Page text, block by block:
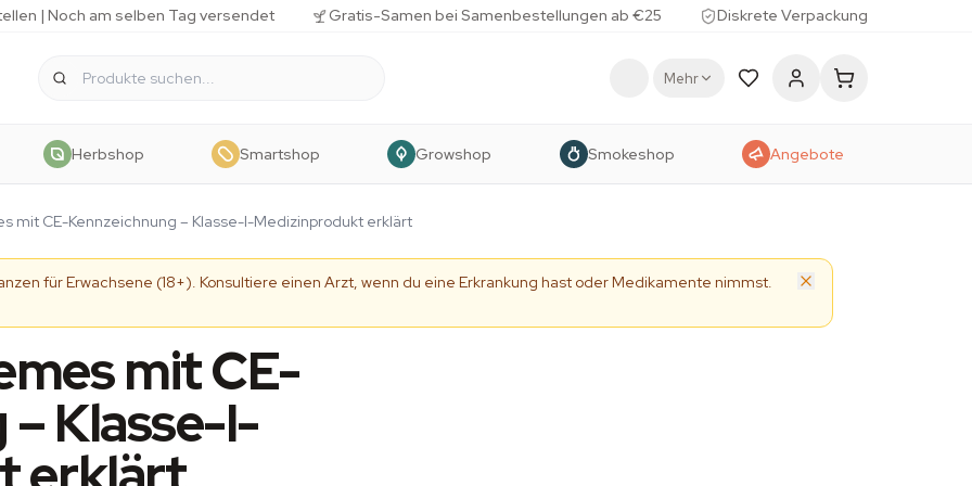
| Noch am selben Tag versendet Gratis-Samen bei Samenbestellungen ab €25 Diskrete Verpackung
Mehr
Herbshop Smartshop Growshop Smokeshop Angebote
mit CE-Kennzeichnung – Klasse-I-Medizinprodukt erklärt
für Erwachsene (18+). Konsultiere einen Arzt, wenn du eine Erkrankung hast oder Medikamente nimmst.
mit CE-
Klasse-I-